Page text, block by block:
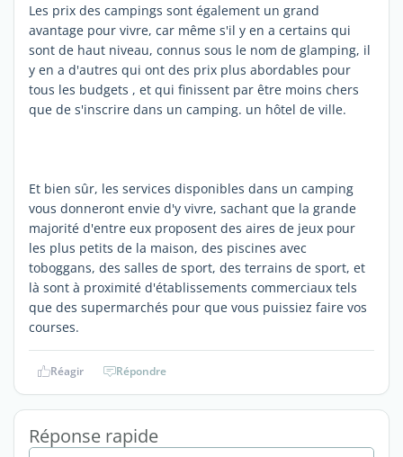
Les prix des campings sont également un grand
avantage pour vivre, car même s'il y en a certains qui
sont de haut niveau, connus sous le nom de glamping, il
y en a d'autres qui ont des prix plus abordables pour
tous les budgets , et qui finissent par être moins chers
que de s'inscrire dans un camping. un hôtel de ville.
Et bien sûr, les services disponibles dans un camping
vous donneront envie d'y vivre, sachant que la grande
majorité d'entre eux proposent des aires de jeux pour
les plus petits de la maison, des piscines avec
toboggans, des salles de sport, des terrains de sport, et
là sont à proximité d'établissements commerciaux tels
que des supermarchés pour que vous puissiez faire vos
courses.
Réagir Répondre
Réponse rapide